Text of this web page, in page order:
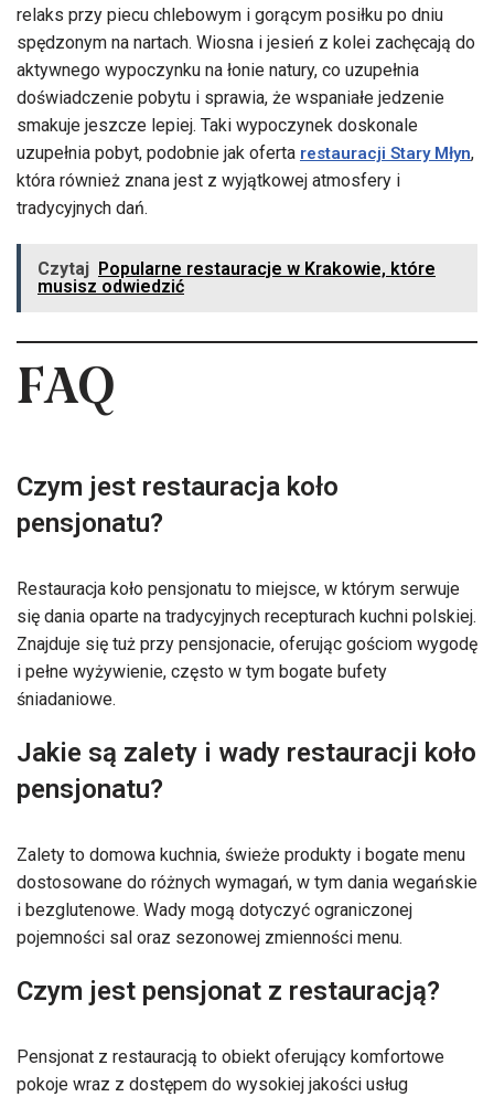
relaks przy piecu chlebowym i gorącym posiłku po dniu
spędzonym na nartach. Wiosna i jesień z kolei zachęcają do
aktywnego wypoczynku na łonie natury, co uzupełnia
doświadczenie pobytu i sprawia, że wspaniałe jedzenie
smakuje jeszcze lepiej. Taki wypoczynek doskonale
uzupełnia pobyt, podobnie jak oferta restauracji Stary Młyn,
która również znana jest z wyjątkowej atmosfery i
tradycyjnych dań.
Czytaj Popularne restauracje w Krakowie, które
musisz odwiedzić
FAQ
Czym jest restauracja koło
pensjonatu?
Restauracja koło pensjonatu to miejsce, w którym serwuje
się dania oparte na tradycyjnych recepturach kuchni polskiej.
Znajduje się tuż przy pensjonacie, oferując gościom wygodę
i pełne wyżywienie, często w tym bogate bufety
śniadaniowe.
Jakie są zalety i wady restauracji koło
pensjonatu?
Zalety to domowa kuchnia, świeże produkty i bogate menu
dostosowane do różnych wymagań, w tym dania wegańskie
i bezglutenowe. Wady mogą dotyczyć ograniczonej
pojemności sal oraz sezonowej zmienności menu.
Czym jest pensjonat z restauracją?
Pensjonat z restauracją to obiekt oferujący komfortowe
pokoje wraz z dostępem do wysokiej jakości usług